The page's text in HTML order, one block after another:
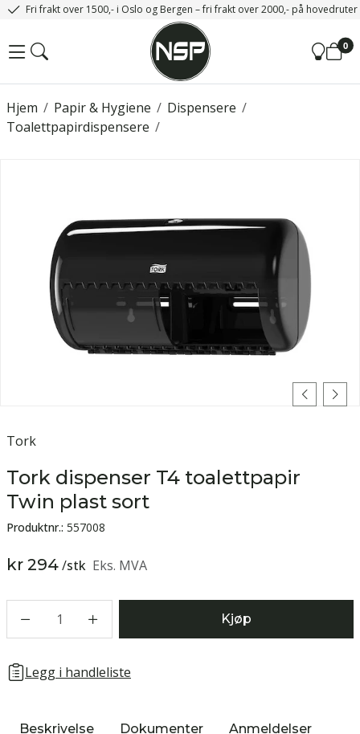
Fri frakt over 1500,- i Oslo og Bergen – fri frakt over 2000,- på
0
/
Hjem /
Papir & Hygiene /
Dispensere
/
Toalettpapirdispensere
Tork
Tork dispenser T4 toalettpapir
Twin plast sort
Produktnr.: 557008
kr 294/stk Eks. MVA
1 Kjøp
Legg i handleliste
Beskrivelse Dokumenter Anmeldelser